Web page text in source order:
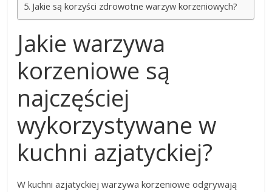
Jakie są korzyści zdrowotne warzyw korzeniowych?
Jakie warzywa
korzeniowe są
najczęściej
wykorzystywane w
kuchni azjatyckiej?
W kuchni azjatyckiej warzywa korzeniowe odgrywają